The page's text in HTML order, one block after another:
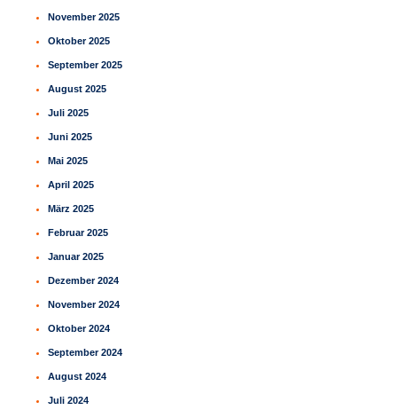
November 2025
Oktober 2025
September 2025
August 2025
Juli 2025
Juni 2025
Mai 2025
April 2025
März 2025
Februar 2025
Januar 2025
Dezember 2024
November 2024
Oktober 2024
September 2024
August 2024
Juli 2024